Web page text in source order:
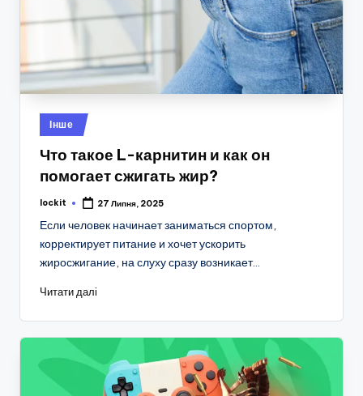
Опубліковано
у
Інше
Что такое L-карнитин и как он
помогает сжигать жир?
Опубліковано
lockit 27 Липня, 2025
Если человек начинает заниматься спортом,
корректирует питание и хочет ускорить
жиросжигание, на слуху сразу возникает…
Читати далі